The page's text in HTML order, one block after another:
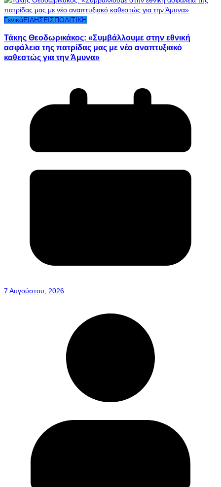
ΓενικάΕΙΔΗΣΕΙΣΠΟΛΙΤΙΚΗ
Τάκης Θεοδωρικάκος: «Συμβάλλουμε στην εθνική
ασφάλεια της πατρίδας μας με νέο αναπτυξιακό
καθεστώς για την Άμυνα»
7 Αυγούστου, 2026